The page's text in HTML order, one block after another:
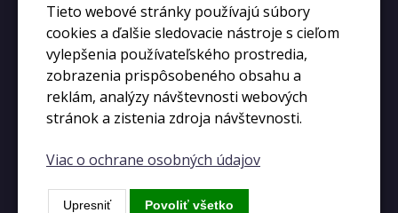
+420 728 633 166
info@kupiphone.cz
Výhody eshopu
Tieto webové stránky používajú súbory
cookies a ďalšie sledovacie nástroje s cieľom
vylepšenia používateľského prostredia,
zobrazenia prispôsobeného obsahu a
reklám, analýzy návštevnosti webových
stránok a zistenia zdroja návštevnosti.
Viac o ochrane osobných údajov
Upresniť Povoliť všetko